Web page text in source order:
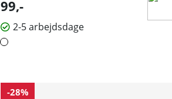
99,-
2-5 arbejdsdage
-28%